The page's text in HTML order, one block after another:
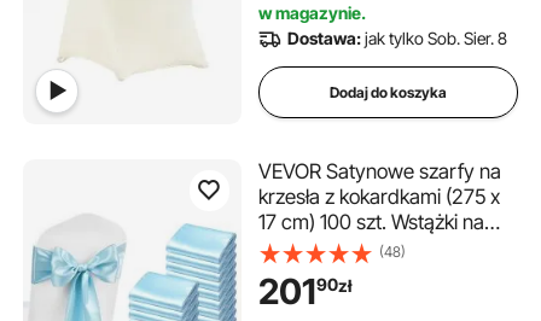
uroczystości (opakowanie 30
sztuk, kość słoniowa)
w magazynie.
Dostawa:jak tylko Sob. Sier. 8
Dodaj do koszyka
VEVOR Satynowe szarfy na
krzesła z kokardkami (275 x
17 cm) 100 szt. Wstążki na
krzesła do wiązania, wstążki
na krzesła na wesela,
imprezy, dekoracje
(48)
20190zł